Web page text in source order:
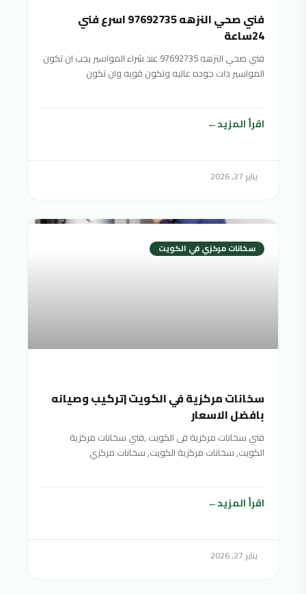
فني صحي النزهه 97692735 اسرع فني
24ساعة
فني صحي النزهه 97692735 عند شراء المواسير يجب ان تكون
المواسير ذات جوده عاليه وتكون قويه وان تكون
اقرأ المزيد
يناير 27, 2026
سخانات مركزي في الكويت
سخانات مركزية في الكويت |تركيب وصيانه
بافضل الاسعار
فني سخانات مركزية فى الكويت ,فني سخانات مركزية
الكويت, سخانات مركزية الكويت, سخانات مركزي
اقرأ المزيد
يناير 27, 2026